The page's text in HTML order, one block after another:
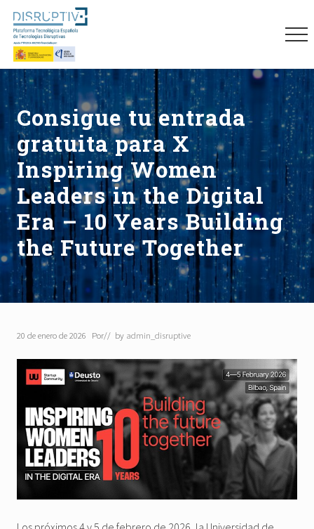
Menu
Skip
main
content
Skip
primary
sidebar
Skip
footer
Consigue tu entrada
gratuita para X
Inspiring Women
Leaders in the Digital
Era – 10 Years Building
the Future Together
20 de enero de 2026 Por// by admin_disruptive